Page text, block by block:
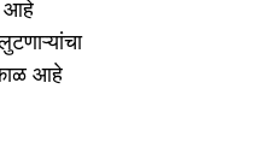
आहे
आहे